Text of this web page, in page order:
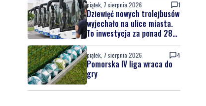
piątek, 7 sierpnia 2026 1
Dziewięć nowych trolejbusów
wyjechało na ulice miasta.
To inwestycja za ponad 28
mln zł
piątek, 7 sierpnia 2026 4
Pomorska IV liga wraca do
gry